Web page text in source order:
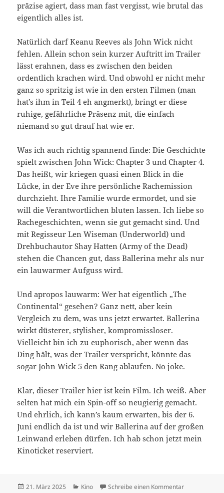
präzise agiert, dass man fast vergisst, wie brutal das
eigentlich alles ist.
Natürlich darf Keanu Reeves als John Wick nicht
fehlen. Allein schon sein kurzer Auftritt im Trailer
lässt erahnen, dass es zwischen den beiden
ordentlich krachen wird. Und obwohl er nicht mehr
ganz so spritzig ist wie in den ersten Filmen (man
hat’s ihm in Teil 4 eh angmerkt), bringt er diese
ruhige, gefährliche Präsenz mit, die einfach
niemand so gut drauf hat wie er.
Was ich auch richtig spannend finde: Die Geschichte
spielt zwischen John Wick: Chapter 3 und Chapter 4.
Das heißt, wir kriegen quasi einen Blick in die
Lücke, in der Eve ihre persönliche Rachemission
durchzieht. Ihre Familie wurde ermordet, und sie
will die Verantwortlichen bluten lassen. Ich liebe so
Rachegeschichten, wenn sie gut gemacht sind. Und
mit Regisseur Len Wiseman (Underworld) und
Drehbuchautor Shay Hatten (Army of the Dead)
stehen die Chancen gut, dass Ballerina mehr als nur
ein lauwarmer Aufguss wird.
Und apropos lauwarm: Wer hat eigentlich „The
Continental“ gesehen? Ganz nett, aber kein
Vergleich zu dem, was uns jetzt erwartet. Ballerina
wirkt düsterer, stylisher, kompromissloser.
Vielleicht bin ich zu euphorisch, aber wenn das
Ding hält, was der Trailer verspricht, könnte das
sogar John Wick 5 den Rang ablaufen. No joke.
Klar, dieser Trailer hier ist kein Film. Ich weiß. Aber
selten hat mich ein Spin-off so neugierig gemacht.
Und ehrlich, ich kann’s kaum erwarten, bis der 6.
Juni endlich da ist und wir Ballerina auf der großen
Leinwand erleben dürfen. Ich hab schon jetzt mein
Kinoticket reserviert.
Veröffentlicht
21. März 2025 Kategorien
Kino Schreibe einen Kommentarzu Ana de